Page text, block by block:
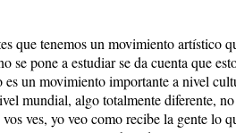
que tenemos un movimiento artístico
pone a estudiar se da cuenta que
un movimiento importante a nivel
mundial, algo totalmente diferente,
ves, yo veo como recibe la gente lo